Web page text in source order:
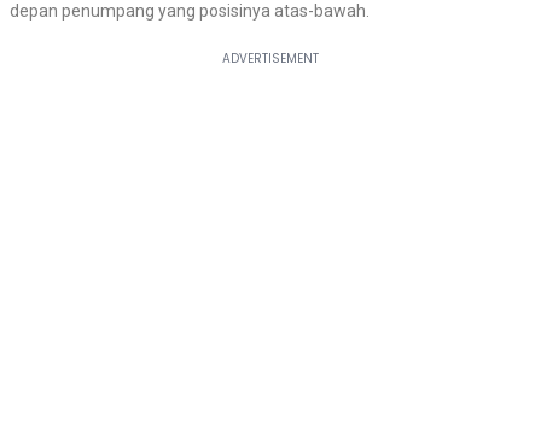
depan penumpang yang posisinya atas-bawah.